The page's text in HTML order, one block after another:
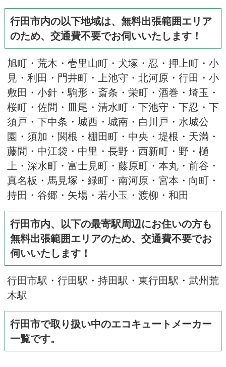
行田市内の以下地域は、無料出張範囲エリア
のため、交通費不要でお伺いいたします！
旭町・荒木・壱里山町・犬塚・忍・押上町・小
見・利田・門井町・上池守・北河原・行田・小
敷田・小針・駒形・斎条・栄町・酒巻・埼玉・
桜町・佐間・皿尾・清水町・下池守・下忍・下
須戸・下中条・城西・城南・白川戸・水城公
園・須加・関根・棚田町・中央・堤根・天満・
藤間・中江袋・中里・長野・西新町・野・樋
上・深水町・富士見町・藤原町・本丸・前谷・
真名板・馬見塚・緑町・南河原・宮本・向町・
持田・谷郷・矢場・若小玉・渡柳・和田
行田市内、以下の最寄駅周辺にお住いの方も
無料出張範囲エリアのため、交通費不要でお
伺いいたします！
行田市駅・行田駅・持田駅・東行田駅・武州荒
木駅
行田市で取り扱い中のエコキュートメーカー
一覧です。